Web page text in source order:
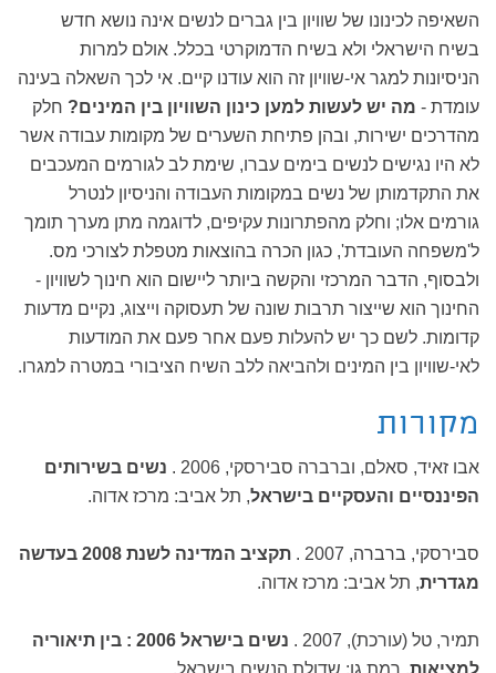
השאיפה לכינונו של שוויון בין גברים לנשים אינה נושא חדש
בשיח הישראלי ולא בשיח הדמוקרטי בכלל. אולם למרות
הניסיונות למגר אי-שוויון זה הוא עודנו קיים. אי לכך השאלה בעינה
עומדת - מה יש לעשות למען כינון השוויון בין המינים? חלק
מהדרכים ישירות, ובהן פתיחת השערים של מקומות עבודה אשר
לא היו נגישים לנשים בימים עברו, שימת לב לגורמים המעכבים
את התקדמותן של נשים במקומות העבודה והניסיון לנטרל
גורמים אלו; וחלק מהפתרונות עקיפים, לדוגמה מתן מערך תומך
ל'משפחה העובדת', כגון הכרה בהוצאות מטפלת לצורכי מס.
ולבסוף, הדבר המרכזי והקשה ביותר ליישום הוא חינוך לשוויון -
החינוך הוא שייצור תרבות שונה של תעסוקה וייצוג, נקיים מדעות
קדומות. לשם כך יש להעלות פעם אחר פעם את המודעות
לאי-שוויון בין המינים ולהביאה ללב השיח הציבורי במטרה למגרו.
מקורות
אבו זאיד, סאלם, וברברה סבירסקי, 2006 .
נשים בשירותים
הפיננסיים והעסקיים בישראל, תל אביב: מרכז אדוה.
סבירסקי, ברברה, 2007 .
תקציב המדינה לשנת 2008 בעדשה
מגדרית, תל אביב: מרכז אדוה.
תמיר, טל (עורכת), 2007 .
נשים בישראל 2006 : בין תיאוריה
למציאות, רמת גן: שדולת הנשים בישראל.